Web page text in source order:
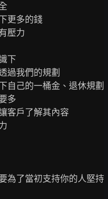
更多的錢
壓力
下
過我們的規劃
自己的一桶金、退休規劃
多
客戶了解其內容
為了當初支持你的人堅持